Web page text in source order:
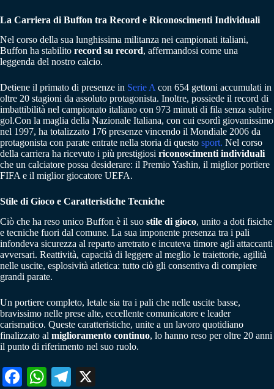
La Carriera di Buffon tra Record e Riconoscimenti Individuali
Nel corso della sua lunghissima militanza nei campionati italiani,
Buffon ha stabilito record su record, affermandosi come una
leggenda del nostro calcio.
Detiene il primato di presenze in Serie A con 654 gettoni accumulati in
oltre 20 stagioni da assoluto protagonista. Inoltre, possiede il record di
imbattibilità nel campionato italiano con 973 minuti di fila senza subire
gol.Con la maglia della Nazionale Italiana, con cui esordì giovanissimo
nel 1997, ha totalizzato 176 presenze vincendo il Mondiale 2006 da
protagonista con parate entrate nella storia di questo sport. Nel corso
della carriera ha ricevuto i più prestigiosi riconoscimenti individuali
che un calciatore possa desiderare: il Premio Yashin, il miglior portiere
FIFA e il miglior giocatore UEFA.
Stile di Gioco e Caratteristiche Tecniche
Ciò che ha reso unico Buffon è il suo stile di gioco, unito a doti fisiche
e tecniche fuori dal comune. La sua imponente presenza tra i pali
infondeva sicurezza al reparto arretrato e incuteva timore agli attaccanti
avversari. Reattività, capacità di leggere al meglio le traiettorie, agilità
nelle uscite, esplosività atletica: tutto ciò gli consentiva di compiere
grandi parate.
Un portiere completo, letale sia tra i pali che nelle uscite basse,
bravissimo nelle prese alte, eccellente comunicatore e leader
carismatico. Queste caratteristiche, unite a un lavoro quotidiano
finalizzato al miglioramento continuo, lo hanno reso per oltre 20 anni
il punto di riferimento nel suo ruolo.
Fa W
Te